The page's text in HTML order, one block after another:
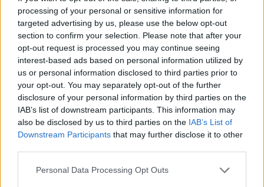
processing of your personal or sensitive information for
targeted advertising by us, please use the below opt-out
section to confirm your selection. Please note that after your
opt-out request is processed you may continue seeing
interest-based ads based on personal information utilized by
us or personal information disclosed to third parties prior to
your opt-out. You may separately opt-out of the further
disclosure of your personal information by third parties on the
IAB’s list of downstream participants. This information may
also be disclosed by us to third parties on the IAB’s List of
Downstream Participants that may further disclose it to other
Personal Data Processing Opt Outs
Πριν 6 ημέρες
Μία μικρή αλλά αναγκαία ανάπαυλα για την
ομάδα του «Πολίτη»